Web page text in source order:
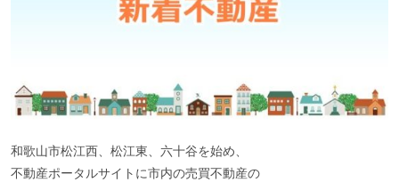
和歌山市松江西、松江東、六十谷を始め、
不動産ポータルサイトに市内の売買不動産の